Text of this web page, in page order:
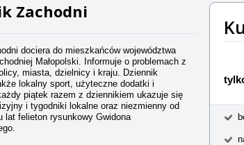
Zachodni
dociera do mieszkańców województwa
Małopolski. Informuje o problemach z
miasta, dzielnicy i kraju. Dziennik
lokalny sport, użyteczne dodatki i
piątek razem z dziennikiem ukazuje się
i tygodniki lokalne oraz niezmienny od
lat felieton rysunkowy Gwidona